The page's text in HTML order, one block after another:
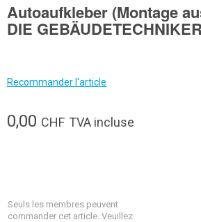
Autoaufkleber (Montage
DIE
Recommander l'article
0,00 CHF TVA incluse
Seuls les membres peuvent
commander cet article. Veuillez